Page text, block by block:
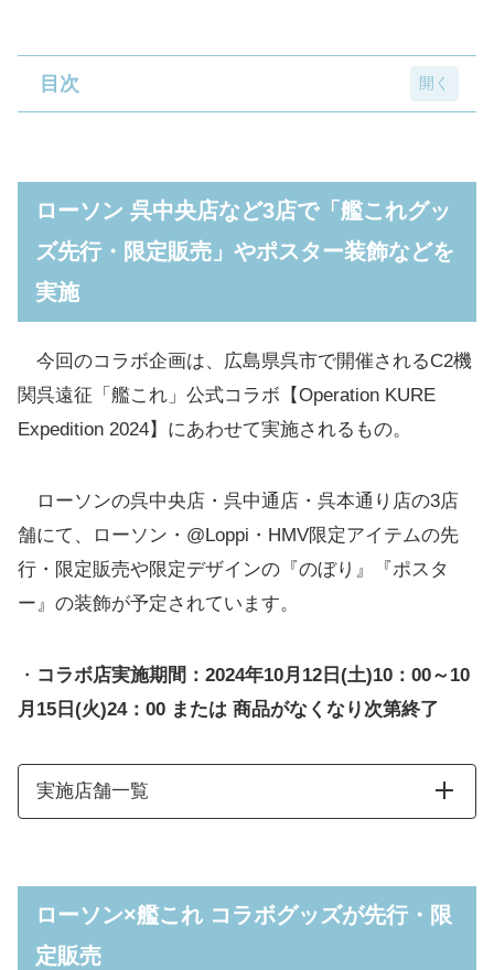
目次
先行・限定販売」やポスター装飾などを実施
ローソン×艦これ コラボグッズが先行・限定
販売
呉 妖精さんキャンバストート「一航戦」／「二
航戦」【各 税込2,420円】
呉公式イベント開催記念クッキー 【青】／
公式アクリルブロックキーホルダー「一航戦」
／「二航戦」／「最上」＆「時雨」／「瑞雲II」
【各 税込1,980円】
カラビナ付きクリアケース「大和」mode ／
呉 妖精さんジオラマスタンド【税込3,190円】
艦娘アクリルブロック 「大和」mode ／ 「蒼
御守型アクリルキーホルダー第二弾(全10種/ラン
ラバーマスコットコレクション(全7種)【税込
1,200円】
ローソン 呉中央店など3店で「艦これグッ
ズ先行・限定販売」やポスター装飾などを
実施
今回のコラボ企画は、広島県呉市で開催されるC2機
関呉遠征「艦これ」公式コラボ【Operation KURE
Expedition 2024】にあわせて実施されるもの。
ローソンの呉中央店・呉中通店・呉本通り店の3店
舗にて、ローソン・@Loppi・HMV限定アイテムの先
行・限定販売や限定デザインの『のぼり』『ポスタ
ー』の装飾が予定されています。
・ コラボ店実施期間：2024年10月12日(土)10：00～10
月15日(火)24：00 または 商品がなくなり次第終了
実施店舗一覧
呉中通店
ローソン×艦これ コラボグッズが先行・限
定販売